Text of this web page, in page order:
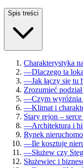
Spis treści
Charakterystyka
—Dlaczego ta
—Jak łączy się tu
Zrozumieć
—Czym wyróżnia
—Klimat i
Stary rejon –
—Architektura i
Rynek
—Ile kosztuje
—Służew czy
Służewiec i